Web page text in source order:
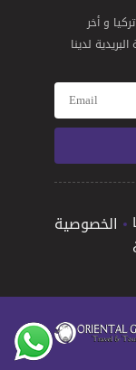
و أخر
لدينا
الخصوصية